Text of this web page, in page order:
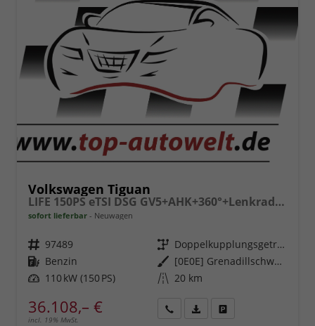
Volkswagen Tiguan
LIFE 150PS eTSI DSG GV5+AHK+360°+Lenkradheiz+IQ.Drive+ACC+App+eHeck+LED
sofort lieferbar Neuwagen
Fahrzeugnr. 97489 Getriebe
Doppelkupplungsgetriebe (DSG)
Kraftstoff Benzin Außenfarbe
[0E0E] Grenadillschwarz Metallic
Leistung 110 kW (150 PS) Kilometerstand 20 km
36.108,– €
incl. 19% MwSt.